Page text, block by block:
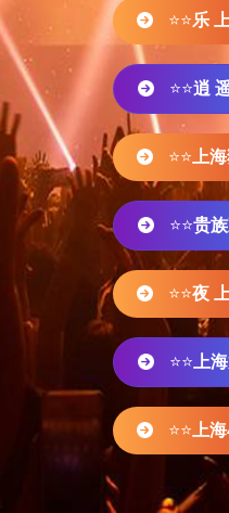
⭐⭐乐
⭐⭐逍
⭐⭐ 上
⭐⭐贵
⭐⭐夜
⭐⭐ 上
⭐⭐ 上